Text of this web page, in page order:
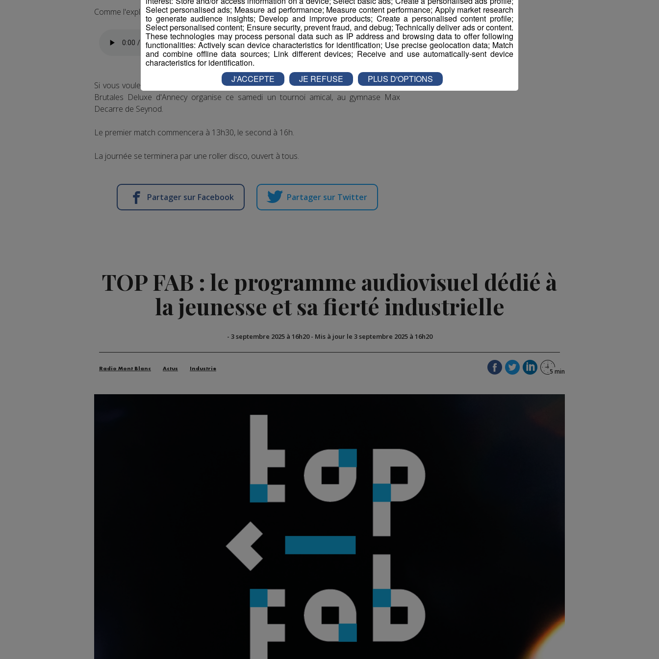
Comme l'expliquent Aurélia, alias Bloody Nurse et sa coéquipière Coco Butt.
Si vous voulez découvrir à quoi peut ressembler un match de roller derby, le club des
Brutales Deluxe d'Annecy organise ce samedi un tournoi amical, au gymnase Max
Decarre de Seynod.
Le premier match commencera à 13h30, le second à 16h.
La journée se terminera par une roller disco, ouvert à tous.
Partager sur Facebook Partager sur Twitter
TOP FAB : le programme audiovisuel dédié à
la jeunesse et sa fierté industrielle
- 3 septembre 2025 à 16h20- Mis à jour le 3 septembre 2025 à 16h20
Radio Mont Blanc Actus Industrie
Select personalised ads; Measure ad performance; Measure content performance; Apply market research
to generate audience insights; Develop and improve products; Create a personalised content profile;
Select personalised content; Ensure security, prevent fraud, and debug; Technically deliver ads or content.
These technologies may process personal data such as IP address and browsing data to offer following
functionalities: Actively scan device characteristics for identification; Use precise geolocation data; Match
and combine offline data sources; Link different devices; Receive and use automatically-sent device
characteristics for identification.
J'ACCEPTE JE REFUSE PLUS D'OPTIONS